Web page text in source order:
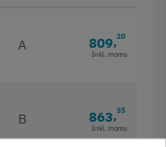
A 809,20
Inkl. moms
B 863,55
Inkl. moms